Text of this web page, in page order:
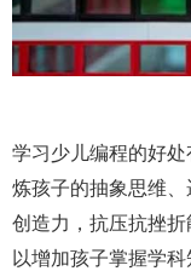
学习少儿编程的好
炼孩子的抽象思维、
创造力，抗压抗挫
以增加孩子掌握学